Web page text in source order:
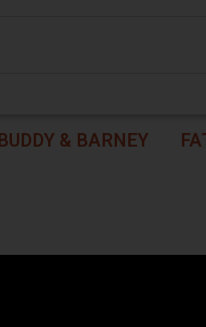
BUDDY & BARNEY